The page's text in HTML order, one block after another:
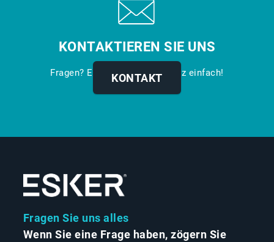
KONTAKTIEREN SIE UNS
Fragen? Erreichen Sie uns ganz einfach!
KONTAKT
Fragen Sie uns alles
Wenn Sie eine Frage haben, zögern Sie